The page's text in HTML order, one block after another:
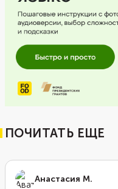
ПОЧИТАТЬ ЕЩЕ
Анастасия М.